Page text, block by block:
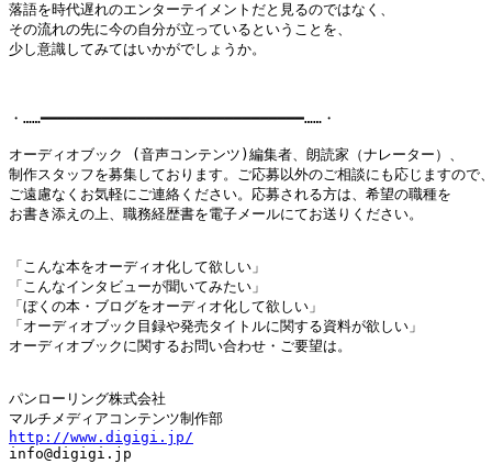
落語を時代遅れのエンターテイメントだと見るのではなく、
その流れの先に今の自分が立っているということを、
少し意識してみてはいかがでしょうか。
・……━━━━━━━━━━━━━━━━━━━━━━━━━━━━━━……・
オーディオブック (音声コンテンツ)編集者、朗読家（ナレーター）、
制作スタッフを募集しております。ご応募以外のご相談にも応じますので
ご遠慮なくお気軽にご連絡ください。応募される方は、希望の職種を
お書き添えの上、職務経歴書を電子メールにてお送りください。
「こんな本をオーディオ化して欲しい」
「こんなインタビューが聞いてみたい」
「ぼくの本・ブログをオーディオ化して欲しい」
「オーディオブック目録や発売タイトルに関する資料が欲しい」
オーディオブックに関するお問い合わせ・ご要望は。
パンローリング株式会社
http://www.digigi.jp/
info@digigi.jp